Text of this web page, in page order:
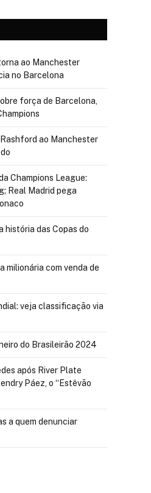
ao Manchester
no Barcelona
força de Barcelona,
ao Manchester
Champions League:
Real Madrid pega
história das Copas do
milionária com venda de
veja classificação via
do Brasileirão 2024
após River Plate
Páez, o “Estêvão
a quem denunciar